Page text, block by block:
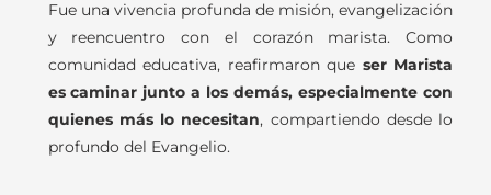
Fue una vivencia profunda de misión, evangelización
y reencuentro con el corazón marista. Como
comunidad educativa, reafirmaron que ser Marista
es caminar junto a los demás, especialmente con
quienes más lo necesitan, compartiendo desde lo
profundo del Evangelio.